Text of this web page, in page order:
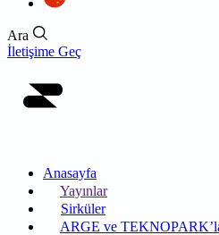
Ara
İletişime Geç
Anasayfa
Yayınlar
Sirküler
ARGE ve